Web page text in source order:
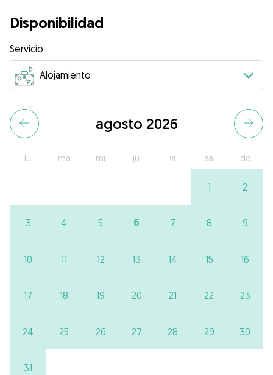
Disponibilidad
Servicio
agosto 2026
lu ma mi ju vi sa do
1 2
3 4 5 6 7 8 9
10 11 12 13 14 15 16
17 18 19 20 21 22 23
24 25 26 27 28 29 30
31